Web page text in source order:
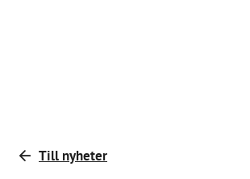
Till nyheter